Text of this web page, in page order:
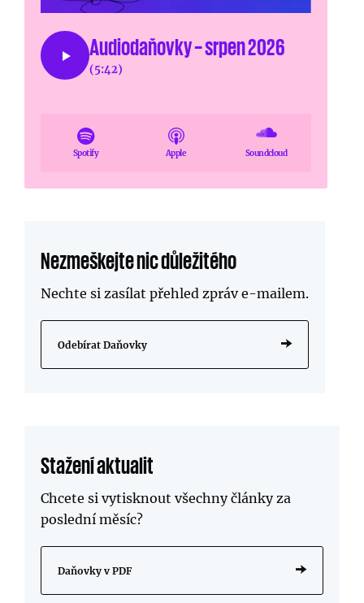
Audiodaňovky – srpen 2026
(5:42)
Spotify Apple Soundcloud
Nezmeškejte nic důležitého
Nechte si zasílat přehled zpráve-mailem.
Odebírat Daňovky
Stažení aktualit
Chcete si vytisknout všechny články za
poslední měsíc?
Daňovky v PDF